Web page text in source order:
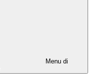
Menu di